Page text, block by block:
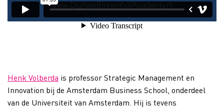
Henk Volberda is professor Strategic Management en
Innovation bij de Amsterdam Business School, onderdeel
van de Universiteit van Amsterdam. Hij is tevens